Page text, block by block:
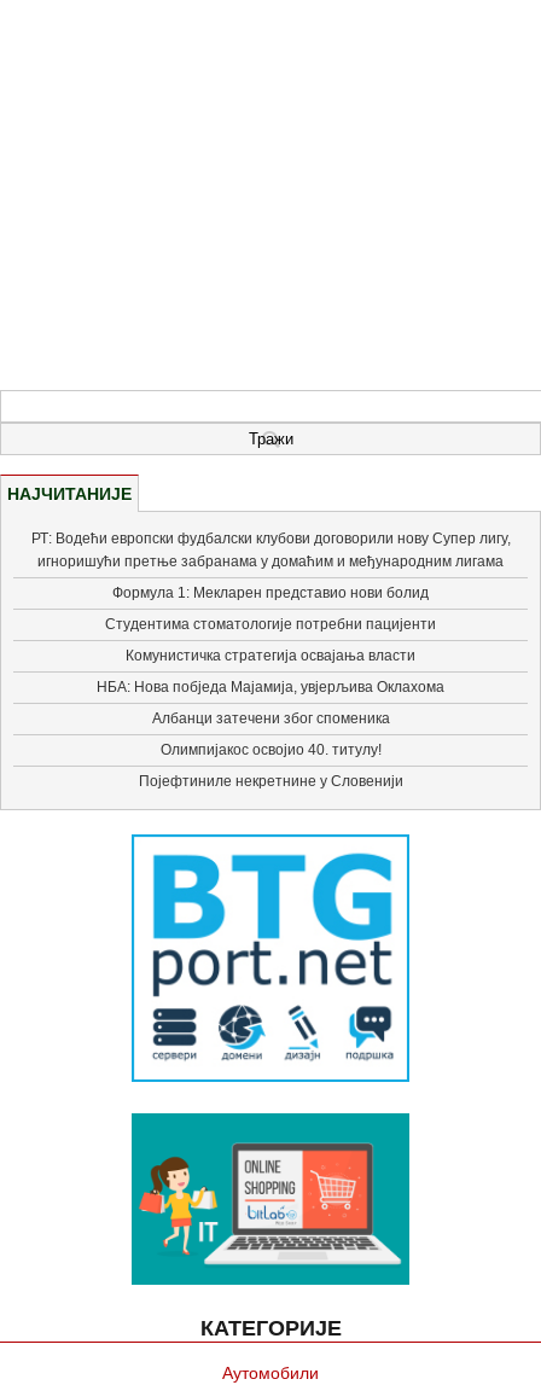
НАЈЧИТАНИЈЕ
РТ: Водећи европски фудбалски клубови договорили нову Супер лигу,
игноришући претње забранама у домаћим и међународним лигама
Формула 1: Мекларен представио нови болид
Студентима стоматологије потребни пацијенти
Комунистичка стратегија освајања власти
НБА: Нова побједа Мајамија, увјерљива Оклахома
Албанци затечени због споменика
Олимпијакос освојио 40. титулу!
Појефтиниле некретнине у Словенији
КАТЕГОРИЈЕ
Аутомобили